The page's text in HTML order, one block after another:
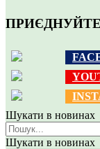
Шукати в новинах
Шукати в новинах